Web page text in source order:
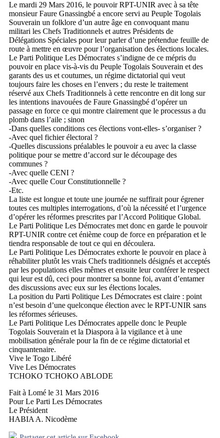
Le mardi 29 Mars 2016, le pouvoir RPT-UNIR avec à sa tête
monsieur Faure Gnassingbé a encore servi au Peuple Togolais
Souverain un folklore d’un autre âge en convoquant manu
militari les Chefs Traditionnels et autres Présidents de
Délégations Spéciales pour leur parler d’une prétendue feuille de
route à mettre en œuvre pour l’organisation des élections locales.
Le Parti Politique Les Démocrates s’indigne de ce mépris du
pouvoir en place vis-à-vis du Peuple Togolais Souverain et des
garants des us et coutumes, un régime dictatorial qui veut
toujours faire les choses en l’envers ; du reste le traitement
réservé aux Chefs Traditionnels à cette rencontre en dit long sur
les intentions inavouées de Faure Gnassingbé d’opérer un
passage en force ce qui montre clairement que le processus a du
plomb dans l’aile ; sinon
-Dans quelles conditions ces élections vont-elles- s’organiser ?
-Avec quel fichier électoral ?
-Quelles discussions préalables le pouvoir a eu avec la classe
politique pour se mettre d’accord sur le découpage des
communes ?
-Avec quelle CENI ?
-Avec quelle Cour Constitutionnelle ?
-Etc.
La liste est longue et toute une journée ne suffirait pour égrener
toutes ces multiples interrogations, d’où la nécessité et l’urgence
d’opérer les réformes prescrites par l’Accord Politique Global.
Le Parti Politique Les Démocrates met donc en garde le pouvoir
RPT-UNIR contre cet énième coup de force en préparation et le
tiendra responsable de tout ce qui en découlera.
Le Parti Politique Les Démocrates exhorte le pouvoir en place à
réhabiliter plutôt les vrais Chefs traditionnels désignés et acceptés
par les populations elles mêmes et ensuite leur conférer le respect
qui leur est dû, ceci pour montrer sa bonne foi, avant d’entamer
des discussions avec eux sur les élections locales.
La position du Parti Politique Les Démocrates est claire : point
n’est besoin d’une quelconque élection avec le RPT-UNIR sans
les réformes sérieuses.
Le Parti Politique Les Démocrates appelle donc le Peuple
Togolais Souverain et la Diaspora à la vigilance et à une
mobilisation générale pour la fin de ce régime dictatorial et
cinquantenaire.
Vive le Togo Libéré
Vive Les Démocrates
TCHOKO TCHOKO ABLODE
Fait à Lomé le 31 Mars 2016
Pour Le Parti Les Démocrates
Le Président
HABIA A. Nicodème